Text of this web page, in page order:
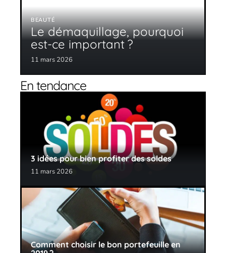
BEAUTÉ
Le démaquillage, pourquoi
est-ce important ?
11 mars 2026
En tendance
3 idées pour bien profiter des soldes
11 mars 2026
Comment choisir le bon portefeuille en